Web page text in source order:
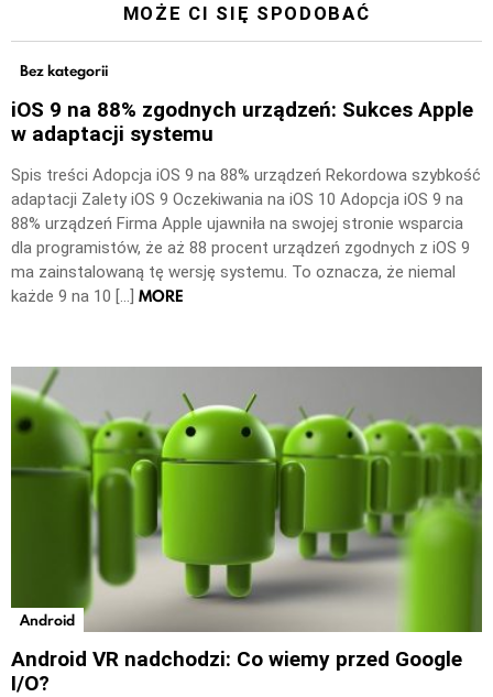
MOŻE CI SIĘ SPODOBAĆ
Bez kategorii
iOS 9 na 88% zgodnych urządzeń: Sukces Apple
w adaptacji systemu
Spis treści Adopcja iOS 9 na 88% urządzeń Rekordowa szybkość
adaptacji Zalety iOS 9 Oczekiwania na iOS 10 Adopcja iOS 9 na
88% urządzeń Firma Apple ujawniła na swojej stronie wsparcia
dla programistów, że aż 88 procent urządzeń zgodnych z iOS 9
ma zainstalowaną tę wersję systemu. To oznacza, że niemal
każde 9 na 10 […] MORE
Android
Android VR nadchodzi: Co wiemy przed Google
I/O?